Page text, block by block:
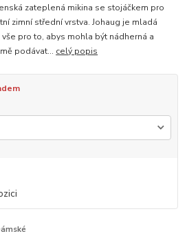
zateplená mikina se stojáčkem pro
zimní střední vrstva. Johaug je mladá
pro to, abys mohla být nádherná a
podávat... celý popis